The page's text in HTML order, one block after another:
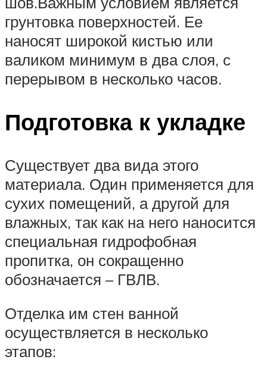
грунтовка поверхностей. Ее
наносят широкой кистью или
валиком минимум в два слоя, с
перерывом в несколько часов.
Подготовка к укладке
Существует два вида этого
материала. Один применяется для
сухих помещений, а другой для
влажных, так как на него наносится
специальная гидрофобная
пропитка, он сокращенно
обозначается – ГВЛВ.
Отделка им стен ванной
осуществляется в несколько
этапов: